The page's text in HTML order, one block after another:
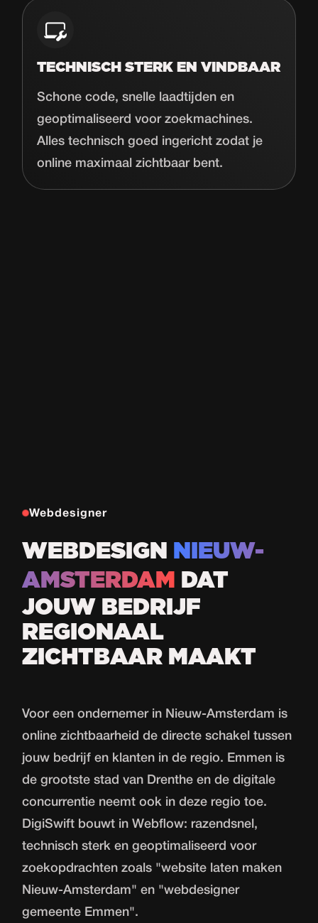
TECHNISCH STERK EN VINDBAAR
Schone code, snelle laadtijden en
geoptimaliseerd voor zoekmachines.
Alles technisch goed ingericht zodat je
online maximaal zichtbaar bent.
Webdesigner
WEBDESIGN
NIEUW-
AMSTERDAM
DAT
JOUW BEDRIJF
REGIONAAL
ZICHTBAAR MAAKT
Voor een ondernemer in Nieuw-Amsterdam is
online zichtbaarheid de directe schakel tussen
jouw bedrijf en klanten in de regio. Emmen is
de grootste stad van Drenthe en de digitale
concurrentie neemt ook in deze regio toe.
DigiSwift bouwt in Webflow: razendsnel,
technisch sterk en geoptimaliseerd voor
zoekopdrachten zoals "website laten maken
Nieuw-Amsterdam" en "webdesigner
gemeente Emmen".